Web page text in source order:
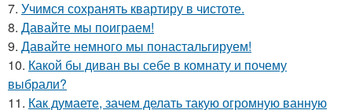
7. Учимся сохранять квартиру в чистоте.
8. Давайте мы поиграем!
9. Давайте немного мы понастальгируем!
10. Какой бы диван вы себе в комнату и почему
выбрали?
11. Как думаете, зачем делать такую огромную ванную